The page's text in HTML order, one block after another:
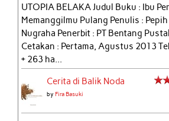
UTOPIA BELAKA Judul Buku : Ibu
Memanggilmu Pulang Penulis : Pepih
Nugraha Penerbit : PT Bentang
Cetakan : Pertama, Agustus 2013
+ 263 ha...
Cerita di Balik Noda
byFira Basuki